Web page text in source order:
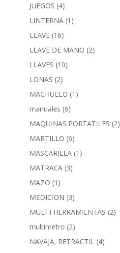
JUEGOS (4)
LINTERNA (1)
LLAVE (16)
LLAVE DE MANO (2)
LLAVES (10)
LONAS (2)
MACHUELO (1)
manuales (6)
MAQUINAS PORTATILES (2)
MARTILLO (6)
MASCARILLA (1)
MATRACA (3)
MAZO (1)
MEDICION (3)
MULTI HERRAMIENTAS (2)
multimetro (2)
NAVAJA, RETRACTIL (4)